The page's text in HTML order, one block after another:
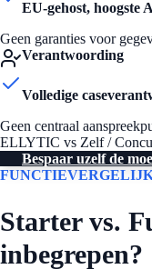
EU-gehost, hoogste
Geen garanties voor
Verantwoording
Volledige
Geen centraal
ELLYTIC vs Zelf /
Bespaar uzelf de
Starter vs.
inbegrepen?